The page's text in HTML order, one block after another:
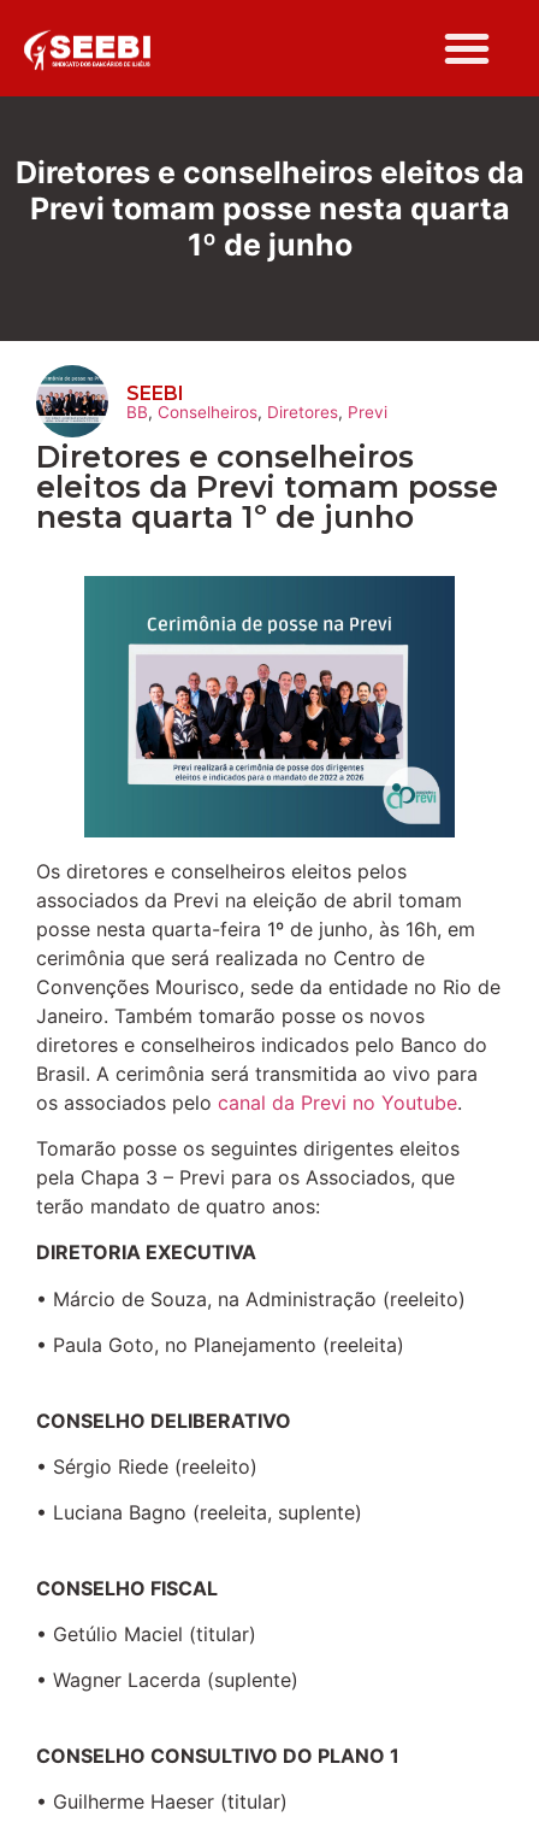
Diretores e conselheiros eleitos da
Previ tomam posse nesta quarta
1º de junho
SEEBI
BB, Conselheiros, Diretores, Previ
Diretores e conselheiros
eleitos da Previ tomam posse
nesta quarta 1º de junho
Os diretores e conselheiros eleitos pelos
associados da Previ na eleição de abril tomam
posse nesta quarta-feira 1º de junho, às 16h, em
cerimônia que será realizada no Centro de
Convenções Mourisco, sede da entidade no Rio de
Janeiro. Também tomarão posse os novos
diretores e conselheiros indicados pelo Banco do
Brasil. A cerimônia será transmitida ao vivo para
os associados pelo canal da Previ no Youtube.
Tomarão posse os seguintes dirigentes eleitos
pela Chapa 3 – Previ para os Associados, que
terão mandato de quatro anos:
DIRETORIA EXECUTIVA
• Márcio de Souza, na Administração (reeleito)
• Paula Goto, no Planejamento (reeleita)
CONSELHO DELIBERATIVO
• Sérgio Riede (reeleito)
• Luciana Bagno (reeleita, suplente)
CONSELHO FISCAL
• Getúlio Maciel (titular)
• Wagner Lacerda (suplente)
CONSELHO CONSULTIVO DO PLANO 1
• Guilherme Haeser (titular)